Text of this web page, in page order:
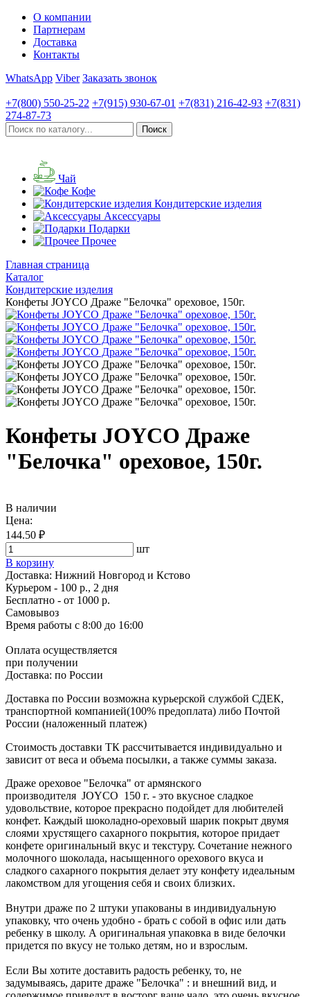
О компании
Партнерам
Доставка
Контакты
WhatsApp Viber Заказать звонок
+7(800) 550-25-22 +7(915) 930-67-01 +7(831) 216-42-93 +7(831)
274-87-73
Чай
Кофе
Кондитерские изделия
Аксессуары
Подарки
Прочее
Главная страница
Каталог
Кондитерские изделия
Конфеты JOYCO Драже "Белочка" ореховое, 150г.
Конфеты JOYCO Драже
"Белочка" ореховое, 150г.
В наличии
Цена:
144.50 ₽
шт
В корзину
Доставка: Нижний Новгород и Кстово
Курьером - 100 р., 2 дня
Бесплатно - от 1000 р.
Самовывоз
Время работы с 8:00 до 16:00
Оплата осуществляется
при получении
Доставка: по России
Доставка по России возможна курьерской службой СДЕК,
транспортной компанией(100% предоплата) либо Почтой
России (наложенный платеж)
Стоимость доставки ТК рассчитывается индивидуально и
зависит от веса и объема посылки, а также суммы заказа.
Драже ореховое "Белочка" от армянского
производителя JOYCO 150 г. - это вкусное сладкое
удовольствие, которое прекрасно подойдет для любителей
конфет. Каждый шоколадно-ореховый шарик покрыт двумя
слоями хрустящего сахарного покрытия, которое придает
конфете оригинальный вкус и текстуру. Сочетание нежного
молочного шоколада, насыщенного орехового вкуса и
сладкого сахарного покрытия делает эту конфету идеальным
лакомством для угощения себя и своих близких.
Внутри драже по 2 штуки упакованы в индивидуальную
упаковку, что очень удобно - брать с собой в офис или дать
ребенку в школу. А оригинальная упаковка в виде белочки
придется по вкусу не только детям, но и взрослым.
Если Вы хотите доставить радость ребенку, то, не
задумываясь, дарите драже "Белочка" : и внешний вид, и